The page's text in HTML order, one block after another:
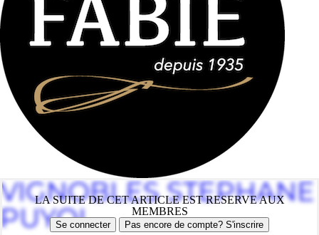
LA SUITE DE CET ARTICLE EST RESERVE AUX
MEMBRES
Se connecter Pas encore de compte? S'inscrire
VIGNOBLES STEPHANE
PUYOL